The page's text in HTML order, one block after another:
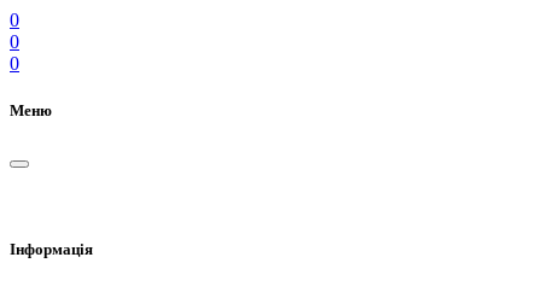
0
0
0
Меню
Інформація